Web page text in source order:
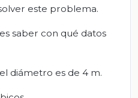
este problema.
saber con qué datos
diámetro es de 4 m.